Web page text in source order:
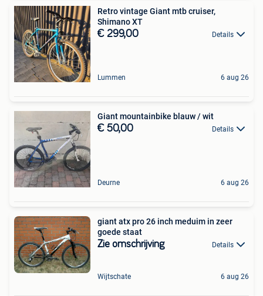
Retro vintage Giant mtb cruiser,
Shimano XT
€ 299,00 Details
Lummen 6 aug 26
Giant mountainbike blauw / wit
€ 50,00 Details
Deurne 6 aug 26
giant atx pro 26 inch meduim in zeer
goede staat
Zie omschrijving Details
Wijtschate 6 aug 26